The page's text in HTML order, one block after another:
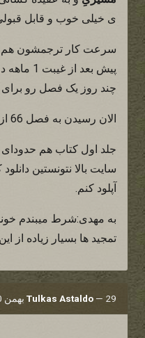
ی خیلی خوب و قابل
سرعت کار ترجمشون هم
پیش بعد
چند روز یک فصل رو برای
الان رسیدن به فصل 66 از کتاب دوم.
سایت بالا نتونستین
آپلود کنم.
به مهدی:شرط میبندم
تمجید ها بسیار زیاده از این
Tulkas Astaldo — 29 بهمن 1390 — ساعت 16:46